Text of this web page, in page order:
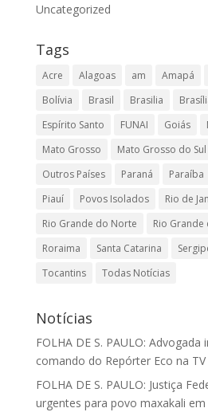
Uncategorized
Tags
Acre Alagoas am Amapá
Bolívia
Brasil Brasilia
Espírito Santo
FUNAI Goiás
Mato Grosso
Mato Grosso do Sul
Outros Países
Paraná Paraíba
Piauí
Povos Isolados
Rio de
Rio Grande do Norte
Rio Grande
Roraima
Santa Catarina
Tocantins
Todas Notícias
Notícias
FOLHA DE S. PAULO: Advogada
comando do Repórter Eco na TV
FOLHA DE S. PAULO: Justiça
urgentes para povo maxakali